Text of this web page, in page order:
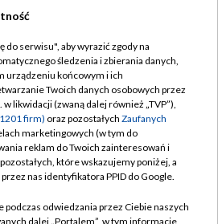
TVP
Regulamin TVP
prywatności
Moje zgody
Pomoc
do serwisu", aby wyrazić zgody na
śledzenia i zbierania danych,
urządzeniu końcowym i ich
Twoich danych osobowych przez
w likwidacji (zwaną dalej również „TVP”),
firm) oraz pozostałych Zaufanych
marketingowych (w tym do
reklam do Twoich zainteresowań i
które wskazujemy poniżej, a
nas identyfikatora PPID do Google.
podczas odwiedzania przez Ciebie naszych
dalej „Portalem”, w tym informacje